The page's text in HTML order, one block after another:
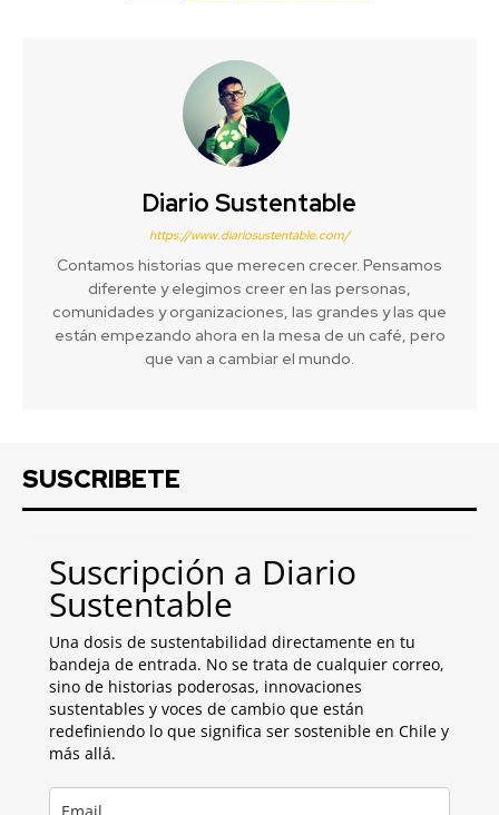
Diario Sustentable
https://www.diariosustentable.com/
Contamos historias que merecen crecer. Pensamos
diferente y elegimos creer en las personas,
comunidades y organizaciones, las grandes y las que
están empezando ahora en la mesa de un café, pero
que van a cambiar el mundo.
SUSCRIBETE
Suscripción a Diario
Sustentable
Una dosis de sustentabilidad directamente en tu
bandeja de entrada. No se trata de cualquier correo,
sino de historias poderosas, innovaciones
sustentables y voces de cambio que están
redefiniendo lo que significa ser sostenible en Chile y
más allá.